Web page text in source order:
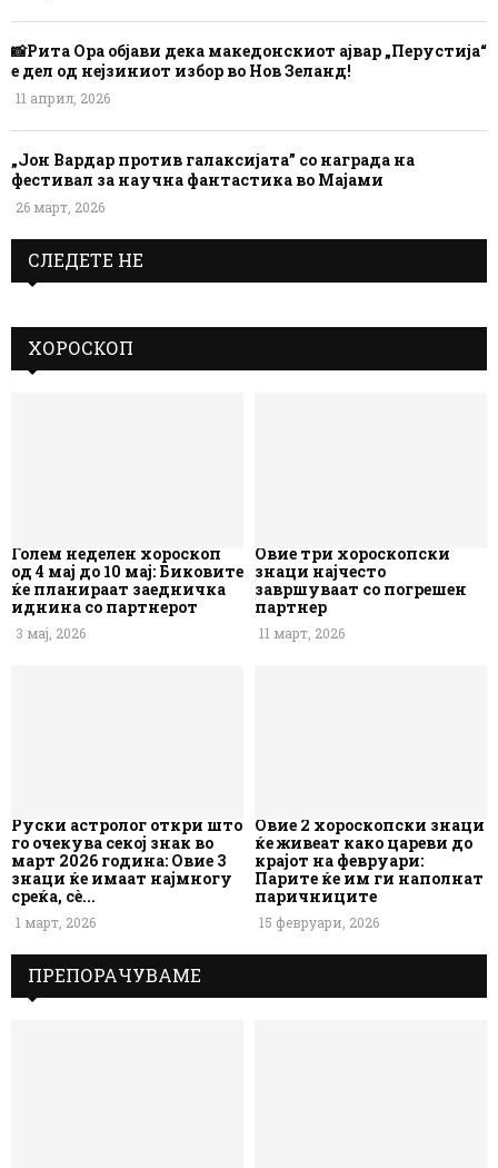
📸Рита Ора објави дека македонскиот ајвар „Перустија“
е дел од нејзиниот избор во Нов Зеланд!
11 април, 2026
„Јон Вардар против галаксијата” со награда на
фестивал за научна фантастика во Мајами
26 март, 2026
СЛЕДЕТЕ НЕ
ХОРОСКОП
Голем неделен хороскоп
од 4 мај до 10 мај: Биковите
ќе планираат заедничка
иднина со партнерот
3 мај, 2026
Овие три хороскопски
знаци најчесто
завршуваат со погрешен
партнер
11 март, 2026
Руски астролог откри што
го очекува секој знак во
март 2026 година: Овие 3
знаци ќе имаат најмногу
среќа, сè...
1 март, 2026
Овие 2 хороскопски знаци
ќе живеат како цареви до
крајот на февруари:
Парите ќе им ги наполнат
паричниците
15 февруари, 2026
ПРЕПОРАЧУВАМЕ